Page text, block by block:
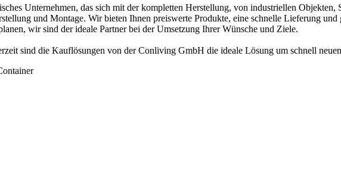
Unternehmen, das sich mit der kompletten Herstellung, von industriellen
und Montage. Wir bieten Ihnen preiswerte Produkte, eine schnelle Lieferung
wir sind der ideale Partner bei der Umsetzung Ihrer Wünsche und Ziele.
sind die Kauflösungen von der Conliving GmbH die ideale Lösung um schnell